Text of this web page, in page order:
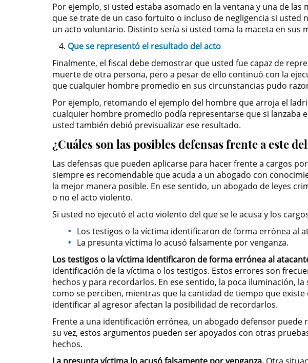
Por ejemplo, si usted estaba asomado en la ventana y una de
que se trate de un caso fortuito o incluso de negligencia si
un acto voluntario. Distinto sería si usted toma la maceta en sus
Que se representó el resultado del acto
Finalmente, el fiscal debe demostrar que usted fue capaz de
muerte de otra persona, pero a pesar de ello continuó con la
que cualquier hombre promedio en sus circunstancias pudo
Por ejemplo, retomando el ejemplo del hombre que arroja el
cualquier hombre promedio podía representarse que si lanzaba
usted también debió previsualizar ese resultado.
¿Cuáles son las posibles defensas frente a este
Las defensas que pueden aplicarse para hacer frente a cargos
siempre es recomendable que acuda a un abogado con
la mejor manera posible. En ese sentido, un abogado de leyes
o no el acto violento.
Si usted no ejecutó el acto violento del que se le acusa y los
Los testigos o la víctima identificaron de forma errónea al
La presunta víctima lo acusó falsamente por venganza.
Los testigos o la víctima identificaron de forma errónea al
identificación de la víctima o los testigos. Estos errores son
hechos y para recordarlos. En ese sentido, la poca iluminación,
como se perciben, mientras que la cantidad de tiempo que
identificar al agresor afectan la posibilidad de recordarlos.
Frente a una identificación errónea, un abogado defensor
su vez, estos argumentos pueden ser apoyados con otras
hechos.